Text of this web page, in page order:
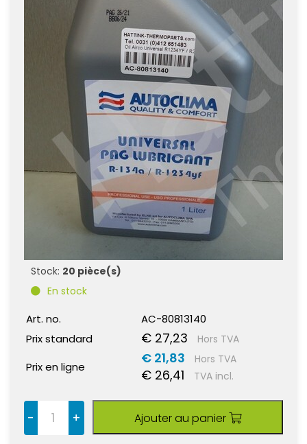
Stock: 20 pièce(s)
En stock
Art. no.
AC-80813140
Prix standard
€ 27,23 Hors TVA
Prix en ligne
€ 21,83 Hors TVA
€ 26,41 TVA incl.
- + Ajouter au panier